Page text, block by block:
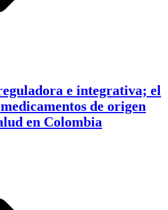
e integrativa; el
de origen
en Colombia